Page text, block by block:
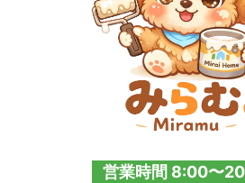
営業時間 8:00〜